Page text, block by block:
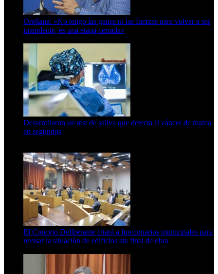
Orellana: «No tengo las ganas ni las fuerzas para volver a ser
intendente, es una etapa cerrada»
Desarrollaron un test de saliva que detecta el cáncer de mama
en segundos
El Concejo Deliberante citará a funcionarios municipales para
revisar la situación de edificios sin final de obra